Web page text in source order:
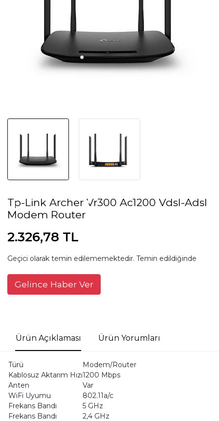
Tp-Link Archer Vr300 Ac1200 Vdsl-Adsl
Modem Router
2.326,78 TL
Geçici olarak temin edilememektedir. Temin edildiğinde
Gelince Haber Ver
Ürün Açıklaması Ürün Yorumları
Türü
Modem/Router
Kablosuz Aktarım Hızı1200 Mbps
Anten
Var
WiFi Uyumu
802.11a/c
Frekans Bandı
5 GHz
Frekans Bandı
2,4 GHz